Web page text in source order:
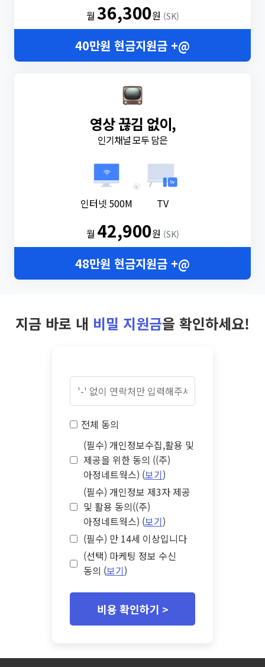
월36,300원 (SK)
40만원 현금지원금 +@
영상 끊김 없이,
인기채널 모두 담은
인터넷 500M
+
TV
월 42,900원 (SK)
48만원 현금지원금 +@
지금 바로 내 비밀 지원금을 확인하세요!
전체 동의
(필수) 개인정보수집,활용 및
제공을 위한 동의 ((주)
아정네트웍스) (보기)
(필수) 개인정보 제3자 제공
및 활용 동의((주)
아정네트웍스) (보기)
(필수) 만 14세 이상입니다
(선택) 마케팅 정보 수신
동의 (보기)
비용 확인하기 >